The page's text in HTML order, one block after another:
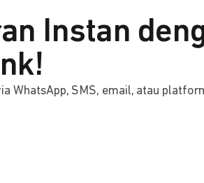
Instan
WhatsApp, SMS, email, atau